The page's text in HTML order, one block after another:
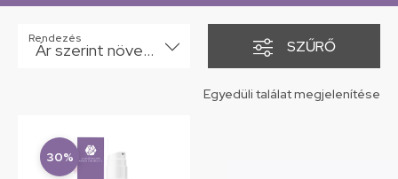
Rendezés
Ár szerint növekvő SZŰRŐ
Egyedüli találat megjelenítése
30%